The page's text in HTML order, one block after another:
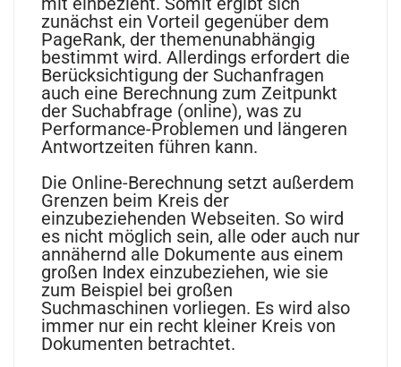
zunächst ein Vorteil gegenüber dem
PageRank, der themenunabhängig
bestimmt wird. Allerdings erfordert die
Berücksichtigung der Suchanfragen
auch eine Berechnung zum Zeitpunkt
der Suchabfrage (online), was zu
Performance-Problemen und längeren
Antwortzeiten führen kann.
Die Online-Berechnung setzt außerdem
Grenzen beim Kreis der
einzubeziehenden Webseiten. So wird
es nicht möglich sein, alle oder auch nur
annähernd alle Dokumente aus einem
großen Index einzubeziehen, wie sie
zum Beispiel bei großen
Suchmaschinen vorliegen. Es wird also
immer nur ein recht kleiner Kreis von
Dokumenten betrachtet.